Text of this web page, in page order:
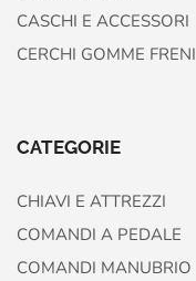
CASCHI E ACCESSORI
CERCHI GOMME FRENI
CATEGORIE
CHIAVI E ATTREZZI
COMANDI A PEDALE
COMANDI MANUBRIO